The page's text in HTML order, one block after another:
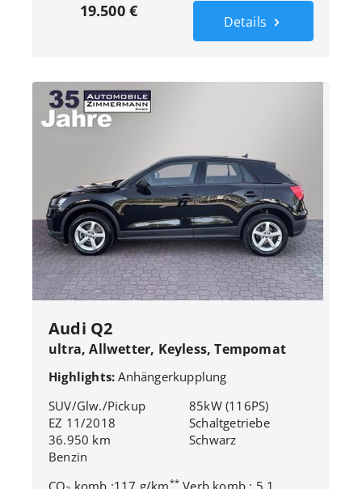
19.500 €
Details
Audi Q2
ultra, Allwetter, Keyless, Tempomat
Highlights:Anhängerkupplung
SUV/Glw./Pickup
EZ 11/2018
36.950 km
Benzin
85kW (116PS)
Schaltgetriebe
Schwarz
CO komb.:117 g/km** Verb.komb.: 5.1